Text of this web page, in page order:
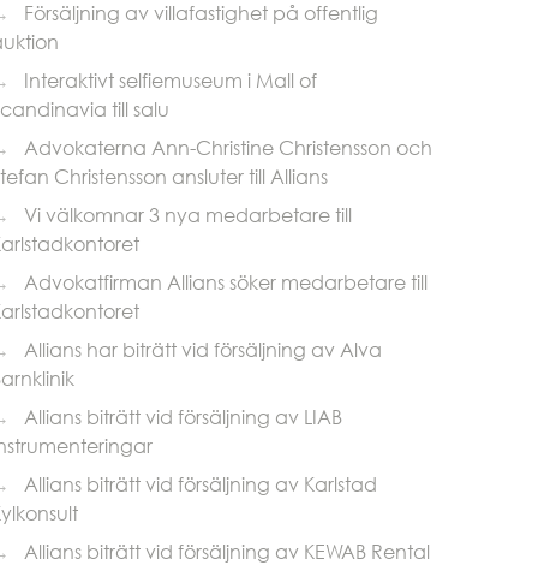
Försäljning av villafastighet på offentlig
Interaktivt selfiemuseum i Mall of
till salu
Advokaterna Ann-Christine Christensson och
Christensson ansluter till Allians
Vi välkomnar 3 nya medarbetare till
Advokatfirman Allians söker medarbetare till
Allians har biträtt vid försäljning av Alva
Allians biträtt vid försäljning av LIAB
Allians biträtt vid försäljning av Karlstad
Allians biträtt vid försäljning av KEWAB Rental